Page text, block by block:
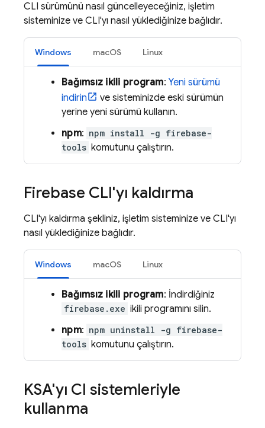
CLI sürümünü nasıl güncelleyeceğiniz, işletim
sisteminize ve CLI'yı nasıl yüklediğinize bağlıdır.
Windows macOS Linux
Bağımsız ikili program: Yeni sürümü
indirin
ve sisteminizde eski sürümün
yerine yeni sürümü kullanın.
npm: npm install -g firebase-
tools komutunu çalıştırın.
Firebase CLI'yı kaldırma
CLI'yı kaldırma şekliniz, işletim sisteminize ve CLI'yı
nasıl yüklediğinize bağlıdır.
Windows macOS Linux
Bağımsız ikili program: İndirdiğiniz
firebase.exe ikili programını silin.
npm: npm uninstall -g firebase-
tools komutunu çalıştırın.
KSA'yı CI sistemleriyle
kullanma